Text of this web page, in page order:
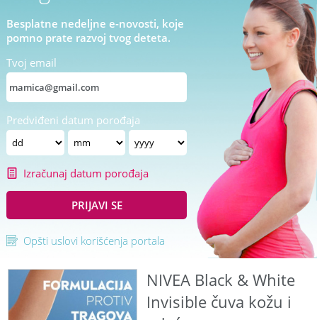
Besplatne nedeljne e-novosti, koje
pomno prate razvoj tvog deteta.
Tvoj email
Predviđeni datum porođaja
Izračunaj datum porođaja
PRIJAVI SE
Opšti uslovi korišćenja portala
NIVEA Black & White
Invisible čuva kožu i